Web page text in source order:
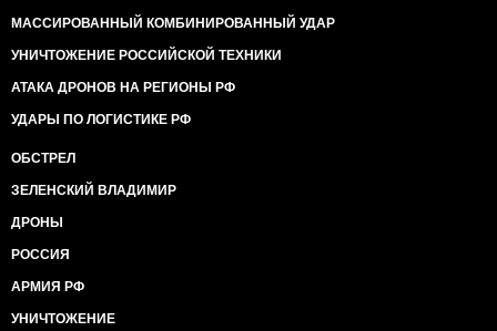
МАССИРОВАННЫЙ КОМБИНИРОВАННЫЙ УДАР
УНИЧТОЖЕНИЕ РОССИЙСКОЙ ТЕХНИКИ
АТАКА ДРОНОВ НА РЕГИОНЫ РФ
УДАРЫ ПО ЛОГИСТИКЕ РФ
ОБСТРЕЛ
ЗЕЛЕНСКИЙ ВЛАДИМИР
ДРОНЫ
РОССИЯ
АРМИЯ РФ
УНИЧТОЖЕНИЕ